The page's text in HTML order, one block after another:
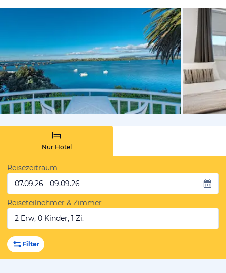
von
Nur Hotel
Reisezeitraum
07.09.26 - 09.09.26
Reiseteilnehmer & Zimmer
2 Erw, 0 Kinder, 1 Zi.
Filter